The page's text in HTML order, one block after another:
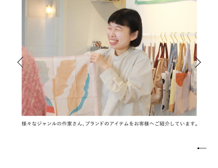
KITTE丸の内
ルクア⼤阪
Nail Salon4
Spiral Nail Salon 青山
Spiral Nail Salon NEWoMan
Café3
Spiral Café 青山
Spiral Garden 福岡ワンビル
Spiral Schole Spiral Print Collection
スパイラルが提案するオリジナルプ
リント作品
採用情報 お問い合わせ